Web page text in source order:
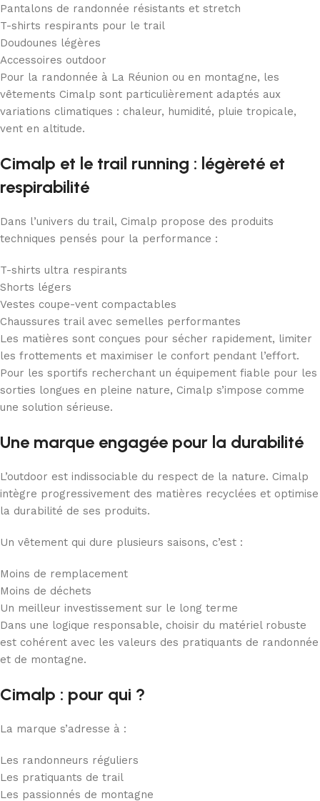
Pantalons de randonnée résistants et stretch
T-shirts respirants pour le trail
Doudounes légères
Accessoires outdoor
Pour la randonnée à La Réunion ou en montagne, les
vêtements Cimalp sont particulièrement adaptés aux
variations climatiques : chaleur, humidité, pluie tropicale,
vent en altitude.
Cimalp et le trail running : légèreté et
respirabilité
Dans l’univers du trail, Cimalp propose des produits
techniques pensés pour la performance :
T-shirts ultra respirants
Shorts légers
Vestes coupe-vent compactables
Chaussures trail avec semelles performantes
Les matières sont conçues pour sécher rapidement, limiter
les frottements et maximiser le confort pendant l’effort.
Pour les sportifs recherchant un équipement fiable pour les
sorties longues en pleine nature, Cimalp s’impose comme
une solution sérieuse.
Une marque engagée pour la durabilité
L’outdoor est indissociable du respect de la nature. Cimalp
intègre progressivement des matières recyclées et optimise
la durabilité de ses produits.
Un vêtement qui dure plusieurs saisons, c’est :
Moins de remplacement
Moins de déchets
Un meilleur investissement sur le long terme
Dans une logique responsable, choisir du matériel robuste
est cohérent avec les valeurs des pratiquants de randonnée
et de montagne.
Cimalp : pour qui ?
La marque s’adresse à :
Les randonneurs réguliers
Les pratiquants de trail
Les passionnés de montagne